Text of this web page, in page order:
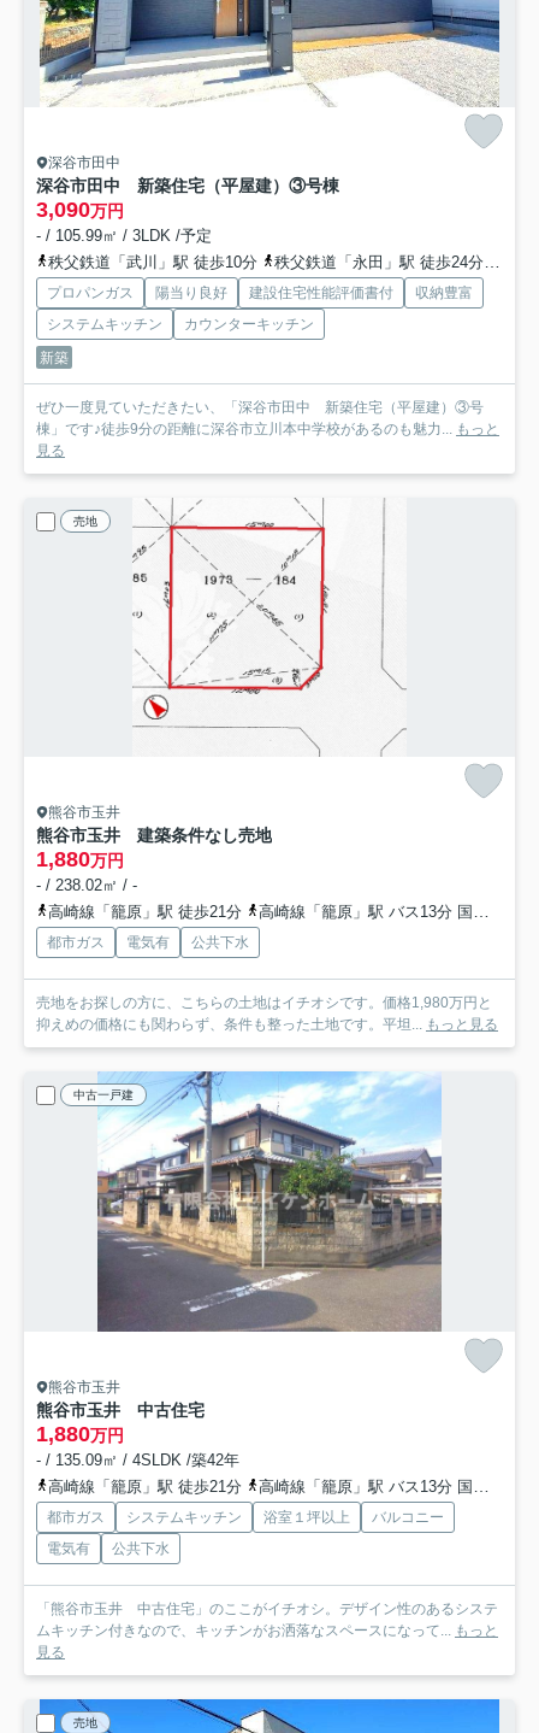
深谷市田中
深谷市田中 新築住宅（平屋建）③号棟
3,090万円
- / 105.99㎡ / 3LDK /予定
秩父鉄道「武川」駅 徒歩10分
秩父鉄道「永田」駅 徒歩24分
プロパンガス 陽当り良好 建設住宅性能評価書付
収納豊富
システムキッチン
カウンターキッチン
新築
ぜひ一度見ていただきたい、「深谷市田中 新築住宅（平屋建）③号
棟」です♪徒歩9分の距離に深谷市立川本中学校があるのも魅力... もっと
見る
売地
熊谷市玉井
熊谷市玉井 建築条件なし売地
1,880万円
- / 238.02㎡ / -
高崎線「籠原」駅 徒歩21分
高崎線「籠原」駅 バス13分 国際十王交通「玉井団地」 停歩2分
都市ガス 電気有 公共下水
売地をお探しの方に、こちらの土地はイチオシです。価格1,980万円と
抑えめの価格にも関わらず、条件も整った土地です。平坦... もっと見る
中古一戸建
熊谷市玉井
熊谷市玉井 中古住宅
1,880万円
- / 135.09㎡ / 4SLDK /築42年
高崎線「籠原」駅 徒歩21分
高崎線「籠原」駅 バス13分 国際十王交通「玉井団地」 停歩2分
都市ガス システムキッチン 浴室１坪以上
バルコニー
電気有
公共下水
「熊谷市玉井 中古住宅」のここがイチオシ。デザイン性のあるシステ
ムキッチン付きなので、キッチンがお洒落なスペースになって...
もっと
見る
売地